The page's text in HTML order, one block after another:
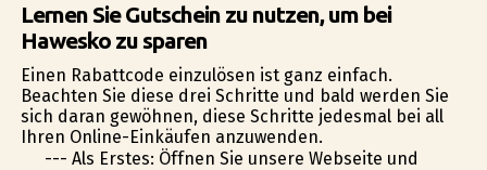
Lernen Sie Gutschein zu nutzen, um bei
Hawesko zu sparen
Einen Rabattcode einzulösen ist ganz einfach.
Beachten Sie diese drei Schritte und bald werden Sie
sich daran gewöhnen, diese Schritte jedesmal bei all
Ihren Online-Einkäufen anzuwenden.
--- Als Erstes: Öffnen Sie unsere Webseite und